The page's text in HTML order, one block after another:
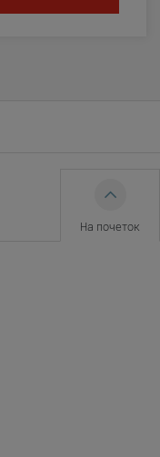
На почеток